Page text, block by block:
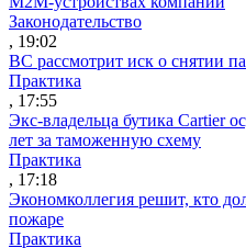
Законодательство
, 19:02
ВС рассмотрит иск о снятии
Практика
, 17:55
Экс-владельца бутика Cartier
лет за таможенную схему
Практика
, 17:18
Экономколлегия решит, кто
пожаре
Практика